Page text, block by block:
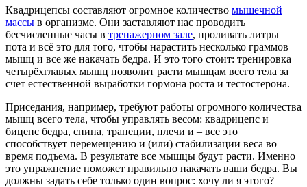
Квадрицепсы составляют огромное количество мышечной
массы в организме. Они заставляют нас проводить
бесчисленные часы в тренажерном зале, проливать литры
пота и всё это для того, чтобы нарастить несколько граммов
мышц и все же накачать бедра. И это того стоит: тренировка
четырёхглавых мышц позволит расти мышцам всего тела за
счет естественной выработки гормона роста и тестостерона.
Приседания, например, требуют работы огромного количества
мышц всего тела, чтобы управлять весом: квадрицепс и
бицепс бедра, спина, трапеции, плечи и – все это
способствует перемещению и (или) стабилизации веса во
время подъема. В результате все мышцы будут расти. Именно
это упражнение поможет правильно накачать ваши бедра. Вы
должны задать себе только один вопрос: хочу ли я этого?